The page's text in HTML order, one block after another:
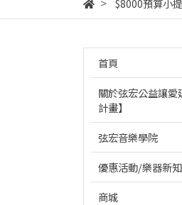
$8000預算小
首頁
關於弦宏公益讓愛
計畫】
弦宏音樂學院
優惠活動/樂器新知
商城